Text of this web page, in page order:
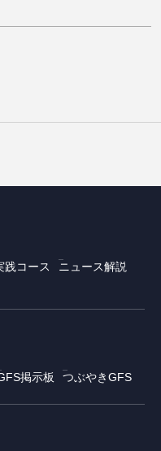
践コース
ニュース解説
掲示板 つぶやきGFS